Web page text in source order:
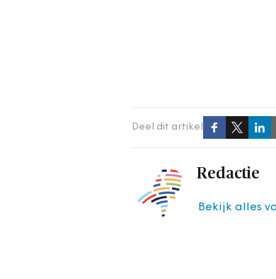
Deel dit artikel
Redactie
Bekijk alles